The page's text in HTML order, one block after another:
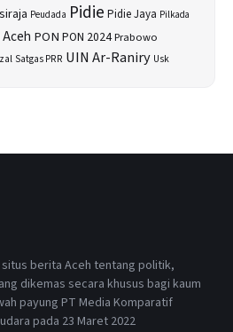
Peudada Pidie Pidie Jaya Pilkada
PON PON 2024Prabowo
Satgas PRR UIN Ar-Raniry Usk
situs berita Aceh tentang politik,
dikemas secara khusus bagi kaum
payung PT Media Komparatif
pada 23 Maret 2022